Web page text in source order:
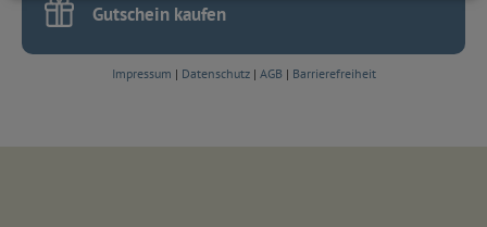
Gutschein kaufen
Impressum | Datenschutz| AGB| Barrierefreiheit